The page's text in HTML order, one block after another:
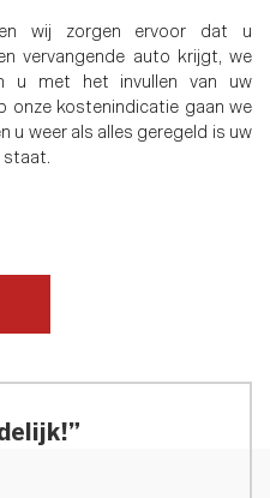
wij zorgen ervoor dat u
vervangende auto krijgt, we
u met het invullen van uw
onze kostenindicatie gaan we
u weer als alles geregeld is uw
staat.